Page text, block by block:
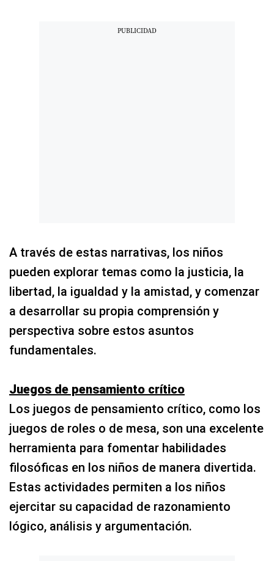
A través de estas narrativas, los niños
pueden explorar temas como la justicia, la
libertad, la igualdad y la amistad, y comenzar
a desarrollar su propia comprensión y
perspectiva sobre estos asuntos
fundamentales.
Juegos de pensamiento crítico
Los juegos de pensamiento crítico, como los
juegos de roles o de mesa, son una excelente
herramienta para fomentar habilidades
filosóficas en los niños de manera divertida.
Estas actividades permiten a los niños
ejercitar su capacidad de razonamiento
lógico, análisis y argumentación.